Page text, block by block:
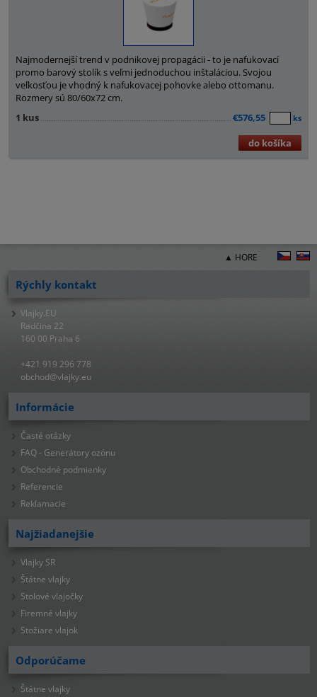
Najmodernejší trend v podnikovej propagácii - to je nafukovací
promo barový stolík s veľmi jednoduchou inštaláciou. Svojou
veľkosťou je vhodný k nafukovacej pohovke alebo ottomanu.
Rozmery sú 80/60x72 cm.
1 kus
€576,55 ks
do košíka
▲ HORE
Rýchly kontakt
Vlajky.EU
Radčina 22
160 00 Praha 6
+421 919 296 778
obchod@vlajky.eu
Informácie
Časté otázky
FAQ - Generátory ozónu
Obchodné podmienky
Referencie
Reklamacie
Najžiadanejšie
Vlajky SR
Štátne vlajky
Stolové vlajočky
Firemné vlajky
Stožiare vlajok
Odporúčame
Štátne vlajky